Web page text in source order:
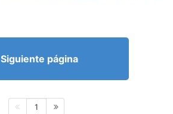
Siguiente página
1